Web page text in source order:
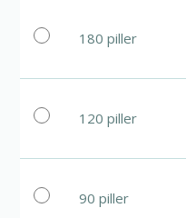
180 piller
120 piller
90 piller